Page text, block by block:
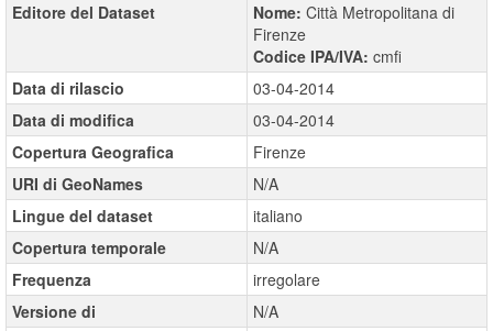
Editore del Dataset
Nome: Città Metropolitana di
Firenze
Codice IPA/IVA: cmfi
Data di rilascio
03-04-2014
Data di modifica
03-04-2014
Copertura Geografica
Firenze
URI di GeoNames
N/A
Lingue del dataset
italiano
Copertura temporale
N/A
Frequenza
irregolare
Versione di
N/A